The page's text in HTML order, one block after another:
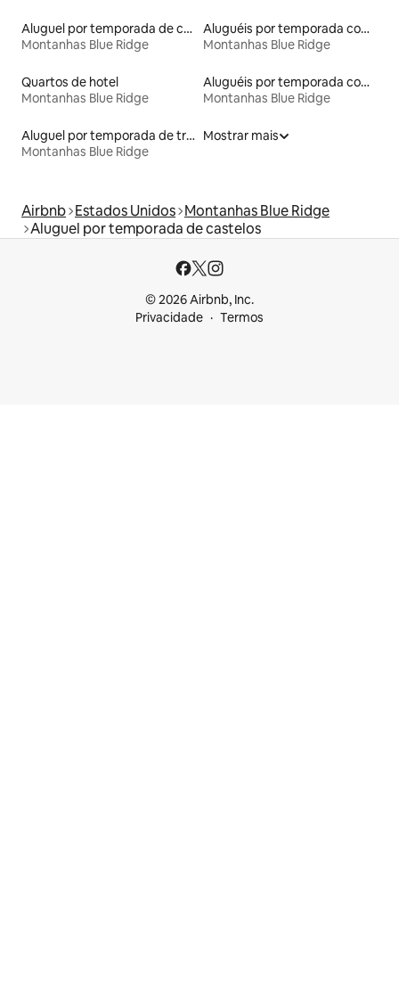
Aluguel por temporada de casas na árvore
Montanhas Blue Ridge
Aluguéis por temporada com caiaque
Montanhas Blue Ridge
Quartos de hotel
Montanhas Blue Ridge
Aluguéis por temporada com café da manhã
Montanhas Blue Ridge
Aluguel por temporada de trens
Montanhas Blue Ridge
Mostrar mais
Airbnb Estados Unidos Montanhas Blue Ridge
Aluguel por temporada de castelos
© 2026 Airbnb, Inc.
Privacidade
Termos